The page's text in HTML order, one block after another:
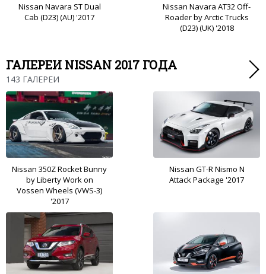
Nissan Navara ST Dual
Cab (D23) (AU) '2017
Nissan Navara AT32 Off-
Roader by Arctic Trucks
(D23) (UK) '2018
ГАЛЕРЕИ NISSAN 2017 ГОДА
143 ГАЛЕРЕИ
Nissan 350Z Rocket Bunny
by Liberty Work on
Vossen Wheels (VWS-3)
'2017
Nissan GT-R Nismo N
Attack Package '2017